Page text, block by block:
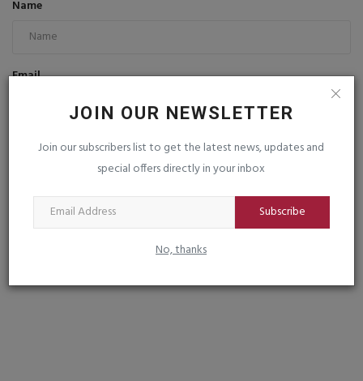
JOIN OUR NEWSLETTER
Join our subscribers list to get the latest news, updates and
special offers directly in your inbox
Subscribe
No, thanks
Name
Email
Comment